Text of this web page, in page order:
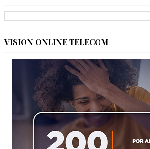
VISION ONLINE TELECOM